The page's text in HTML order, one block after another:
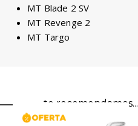
MT Blade 2 SV
MT Revenge 2
MT Targo
te recomendamos...